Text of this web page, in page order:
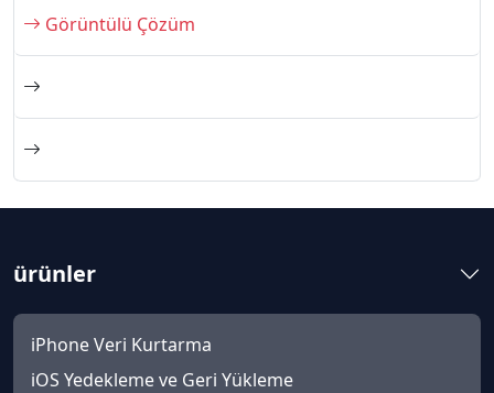
Görüntülü Çözüm
ürünler
iPhone Veri Kurtarma
iOS Yedekleme ve Geri Yükleme